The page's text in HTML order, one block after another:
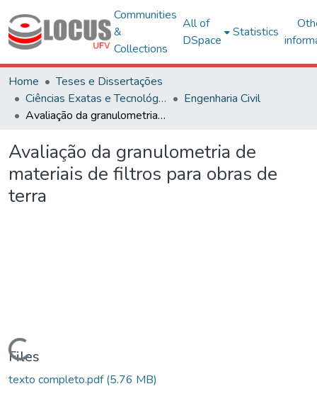
Communities
&
Collections
All of
DSpace
Statistics
Home
Teses e Dissertações
Ciências Exatas e Tecnológicas
Engenharia Civil
Avaliação da granulometria de materiais de filtros para obras de terra
Avaliação da granulometria de
materiais de filtros para obras de
terra
Files
texto completo.pdf(5.76 MB)